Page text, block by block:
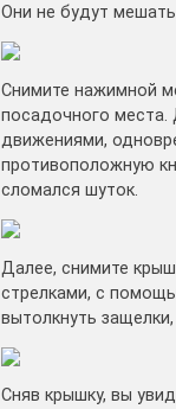
Они не будут
Снимите нажимной
посадочного места.
движениями,
противоположную
сломался шуток.
Далее, снимите
стрелками, с
вытолкнуть
Сняв крышку, вы